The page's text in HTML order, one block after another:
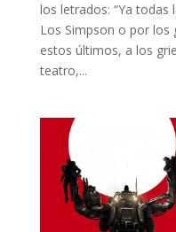
los letrados: “Ya
Los Simpson o por los
estos últimos, a los
teatro,...